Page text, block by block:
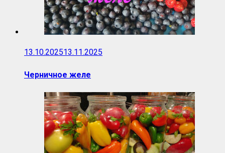
13.10.202513.11.2025
Черничное желе